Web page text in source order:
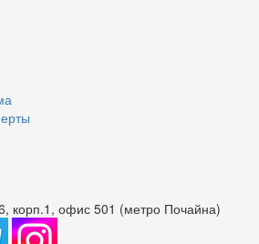
корп.1, офис 501 (метро Почайна)